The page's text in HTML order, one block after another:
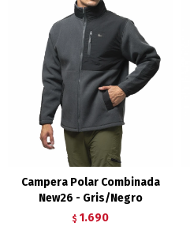
Campera Polar Combinada
New26 - Gris/Negro
$ 1.690